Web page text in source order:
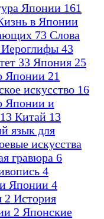
Японии 161
в Японии
73 Слова
Иероглифы 43
33 Япония 25
Японии 21
искусство 16
Японии и
13 Китай 13
язык для
искусства
гравюра 6
4
Японии 4
2 История
2 Японские